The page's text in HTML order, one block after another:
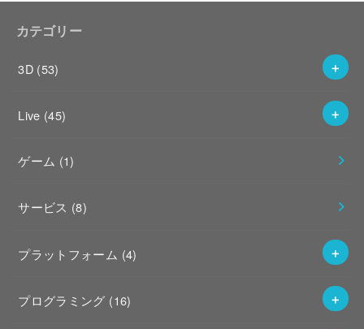
カテゴリー
3D (53)
Live (45)
ゲーム (1)
サービス (8)
プラットフォーム (4)
プログラミング (16)